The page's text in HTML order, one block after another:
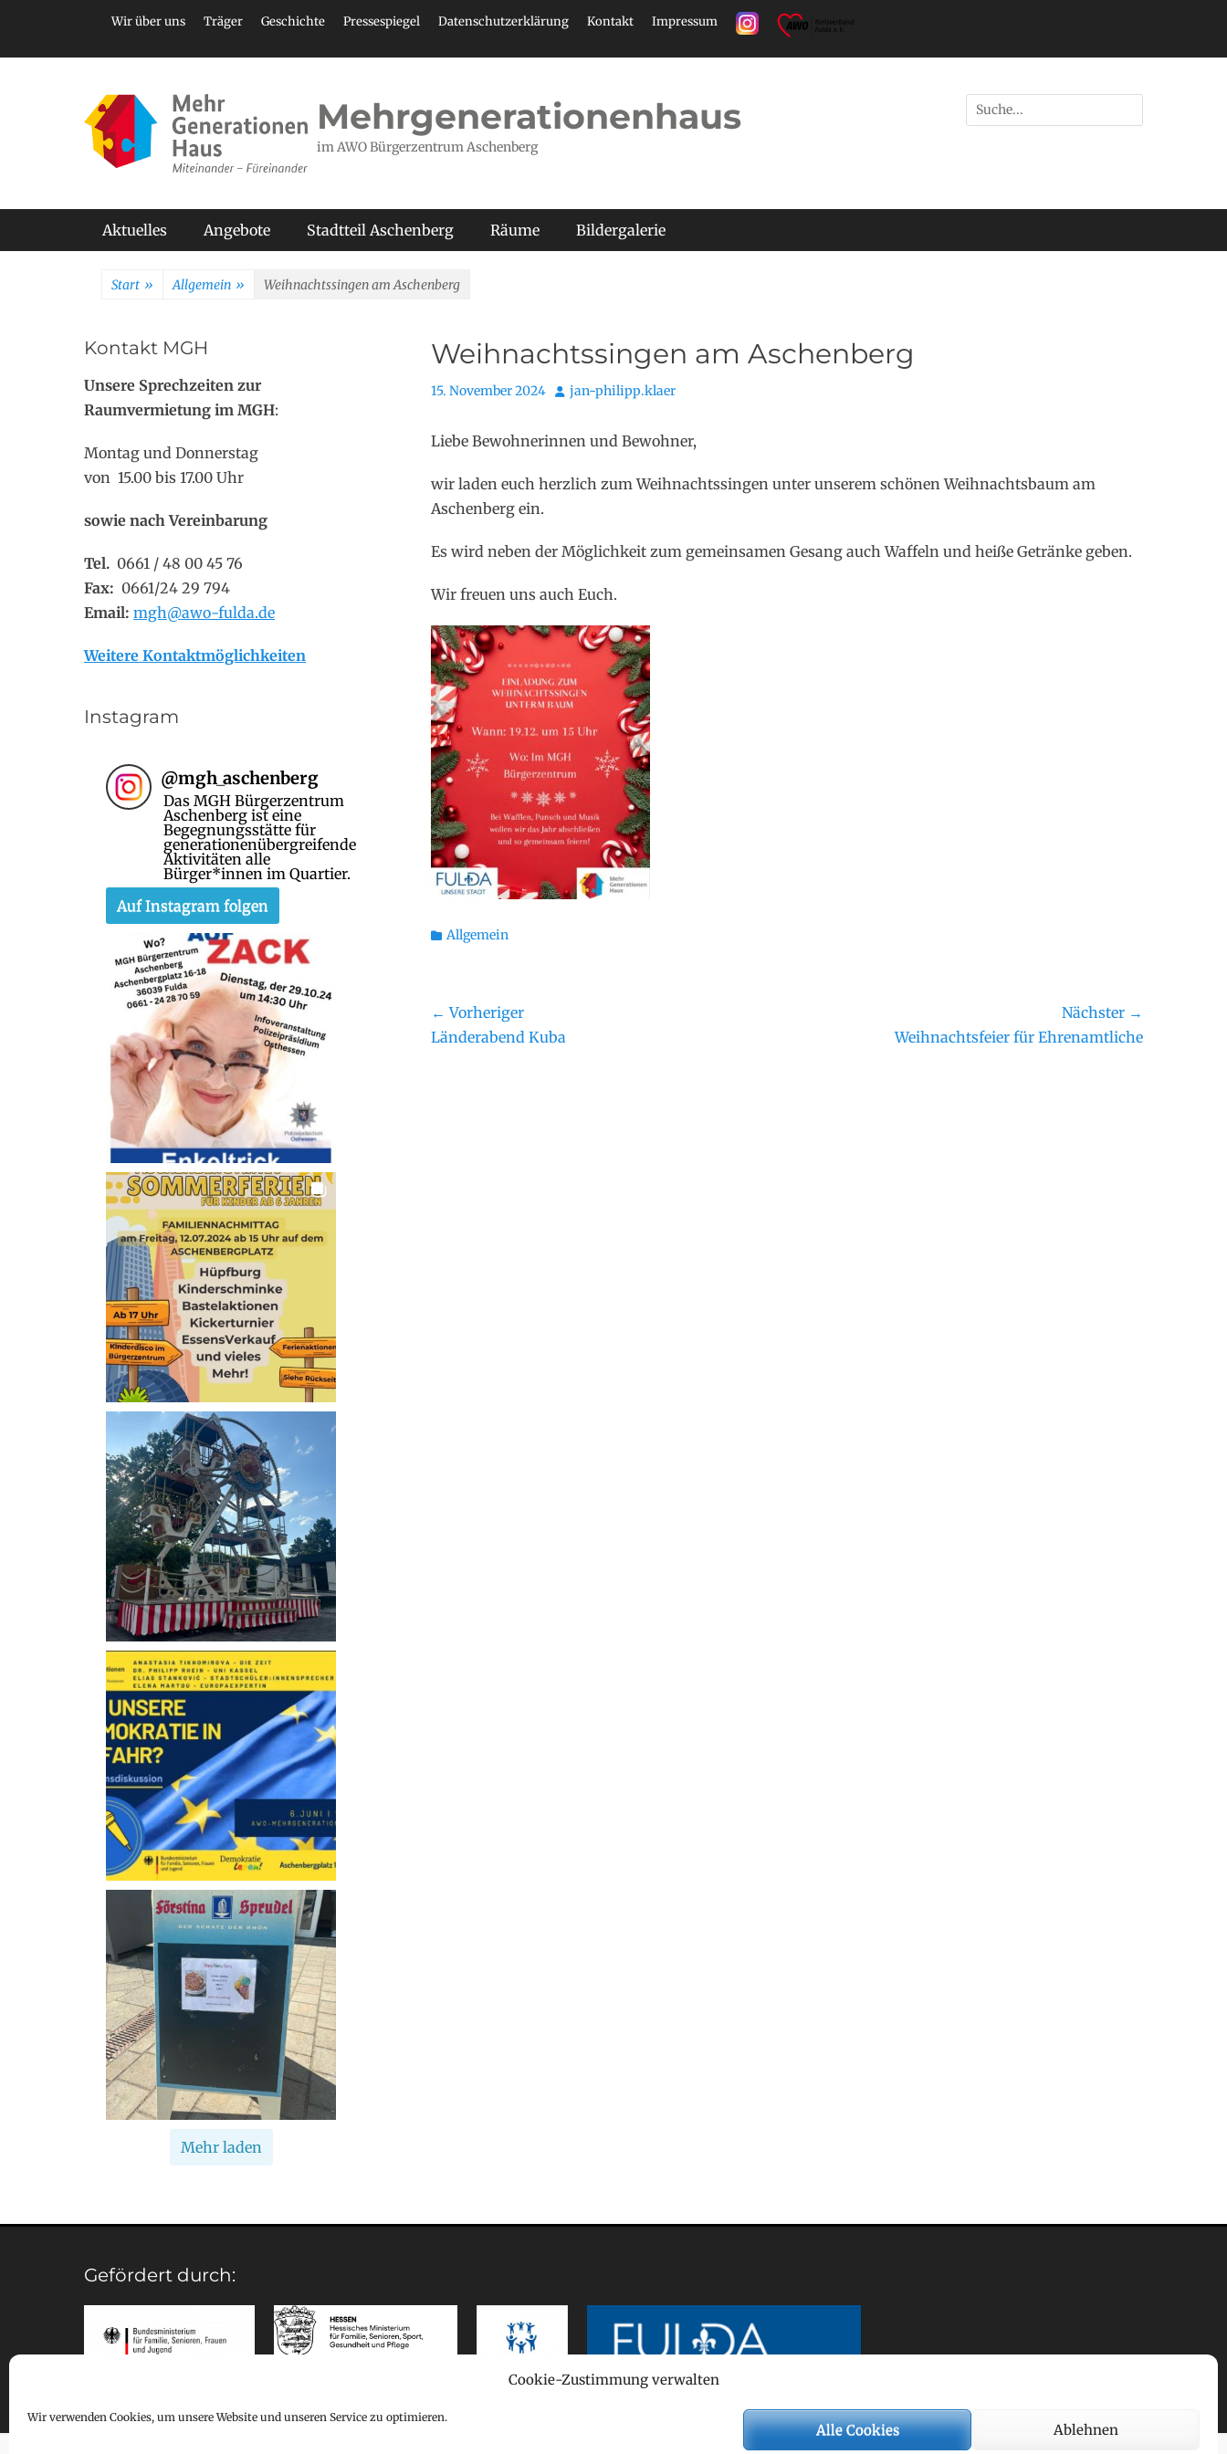
Cookie-Zustimmung verwalten
Wir verwenden Cookies, um unsere Website und unseren Service zu optimieren.
Alle Cookies Ablehnen
springen
Header Top Menu
Wir über uns Träger Geschichte Pressespiegel Datenschutzerklärung Kontakt Impressum
Mehrgenerationenhaus
im AWO Bürgerzentrum Aschenberg
Suchen
nach:
Primäres Menü
Aktuelles Angebote Stadtteil Aschenberg Räume Bildergalerie
Start » Allgemein » Weihnachtssingen am Aschenberg
Weihnachtssingen am Aschenberg
Posted
15. November 2024 Autor
jan-philipp.klaer
Liebe Bewohnerinnen und Bewohner,
wir laden euch herzlich zum Weihnachtssingen unter unserem schönen Weihnachtsbaum am
Aschenberg ein.
Es wird neben der Möglichkeit zum gemeinsamen Gesang auch Waffeln und heiße Getränke geben.
Wir freuen uns auch Euch.
Kategorien
Allgemein
Beitragsnavigation
← Vorheriger
Vorheriger
Länderabend Kuba
Nächster →
Weihnachtsfeier für Ehrenamtliche
Kontakt MGH
Unsere Sprechzeiten zur
Raumvermietung im MGH:
Montag und Donnerstag
von 15.00 bis 17.00 Uhr
sowie nach Vereinbarung
Tel. 0661 / 48 00 45 76
Fax: 0661/24 29 794
Email: mgh@awo-fulda.de
Weitere Kontaktmöglichkeiten
Instagram
@mgh_aschenberg
Das MGH Bürgerzentrum
Aschenberg ist eine
Begegnungsstätte für
generationenübergreifende
Aktivitäten alle
Bürger*innen im Quartier.
Auf Instagram folgen
Mehr laden
Gefördert durch: